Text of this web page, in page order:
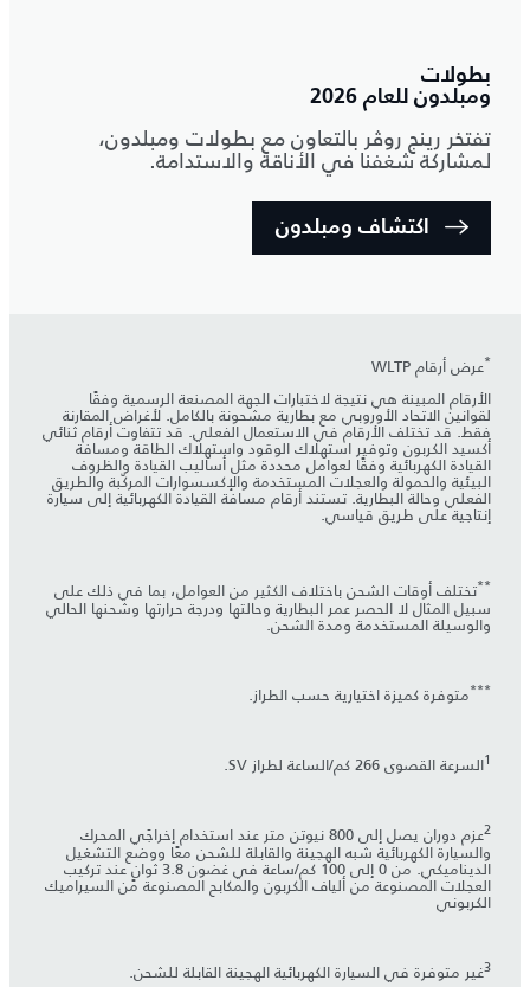
بطولات
ومبلدون للعام 2026
تفتخر رينج روڤر بالتعاون مع بطولات ومبلدون،
لمشاركة شغفنا في الأناقة والاستدامة.
اكتشاف ومبلدون
*عرض أرقام WLTP
الأرقام المبينة هي نتيجة لاختبارات الجهة المصنعة الرسمية وفقًا
لقوانين الاتحاد الأوروبي مع بطارية مشحونة بالكامل. لأغراض المقارنة
فقط. قد تختلف الأرقام في الاستعمال الفعلي. قد تتفاوت أرقام ثنائي
أكسيد الكربون وتوفير استهلاك الوقود واستهلاك الطاقة ومسافة
القيادة الكهربائية وفقًا لعوامل محددة مثل أساليب القيادة والظروف
البيئية والحمولة والعجلات المستخدمة والإكسسوارات المركّبة والطريق
الفعلي وحالة البطارية. تستند أرقام مسافة القيادة الكهربائية إلى سيارة
إنتاجية على طريق قياسي.
**تختلف أوقات الشحن باختلاف الكثير من العوامل، بما في ذلك على
سبيل المثال لا الحصر عمر البطارية وحالتها ودرجة حرارتها وشحنها الحالي
والوسيلة المستخدمة ومدة الشحن.
***متوفرة كميزة اختيارية حسب الطراز.
1السرعة القصوى 266 كم/الساعة لطراز SV.
2 عزم دوران يصل إلى 800 نيوتن متر عند استخدام إخراجَي المحرك
والسيارة الكهربائية شبه الهجينة والقابلة للشحن معًا ووضع التشغيل
الديناميكي. من 0 إلى 100 كم/ساعة في غضون 3.8 ثوانٍ عند تركيب
العجلات المصنوعة من ألياف الكربون والمكابح المصنوعة من السيراميك
الكربوني
3غير متوفرة في السيارة الكهربائية الهجينة القابلة للشحن.